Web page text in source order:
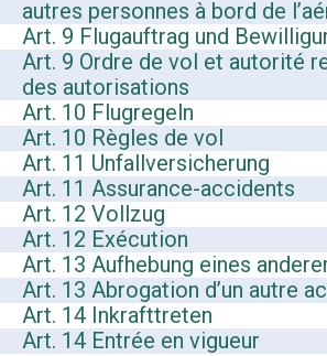
autres personnes à bord de
Art. 9 Flugauftrag und
Art. 9 Ordre de vol et autorité
des autorisations
Art. 10 Flugregeln
Art. 10 Règles de vol
Art. 11 Unfallversicherung
Art. 11 Assurance-accidents
Art. 12 Vollzug
Art. 12 Exécution
Art. 13 Aufhebung eines
Art. 13 Abrogation d’un autre
Art. 14 Inkrafttreten
Art. 14 Entrée en vigueur